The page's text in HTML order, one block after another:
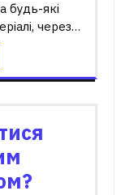
будь-які
через…